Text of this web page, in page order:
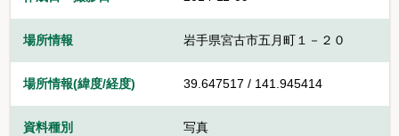
場所情報 岩手県宮古市五月町１－２０
場所情報(緯度/経度) 39.647517 / 141.945414
資料種別 写真